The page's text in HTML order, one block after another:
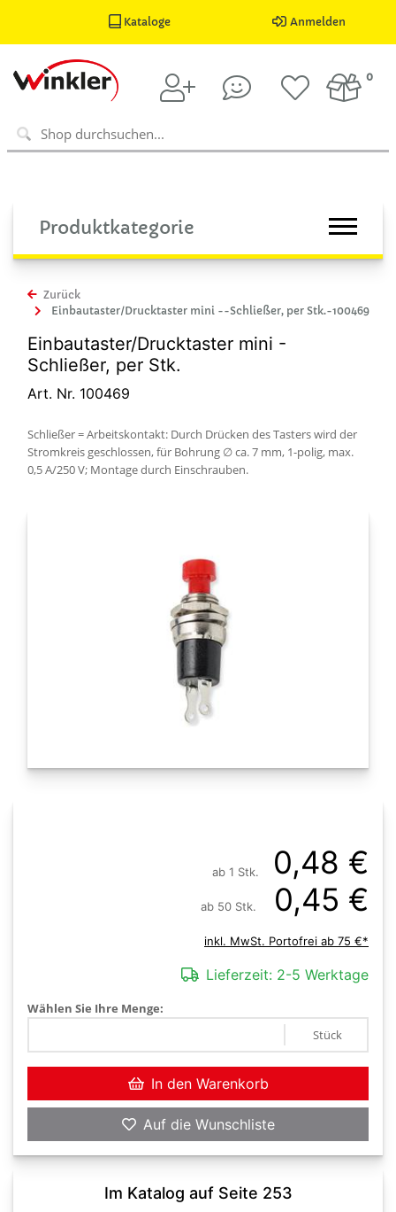
Kataloge Anmelden
0
Produktkategorie
Zurück
Einbautaster/Drucktaster mini --Schließer, per Stk.-100469
Einbautaster/Drucktaster mini -
Schließer, per Stk.
Art. Nr. 100469
Schließer = Arbeitskontakt: Durch Drücken des Tasters wird der
Stromkreis geschlossen, für Bohrung ∅ ca. 7 mm, 1-polig, max.
0,5 A/250 V; Montage durch Einschrauben.
ab 1 Stk. 0,48 €
ab 50 Stk. 0,45 €
inkl. MwSt. Portofrei ab 75 €*
Lieferzeit: 2-5 Werktage
Wählen Sie Ihre Menge:
Stück
In den Warenkorb
Auf die Wunschliste
Im Katalog auf Seite 253